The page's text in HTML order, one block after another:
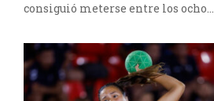
consiguió meterse entre los ocho...